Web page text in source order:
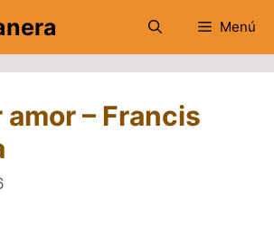
Menú
amor – Francis